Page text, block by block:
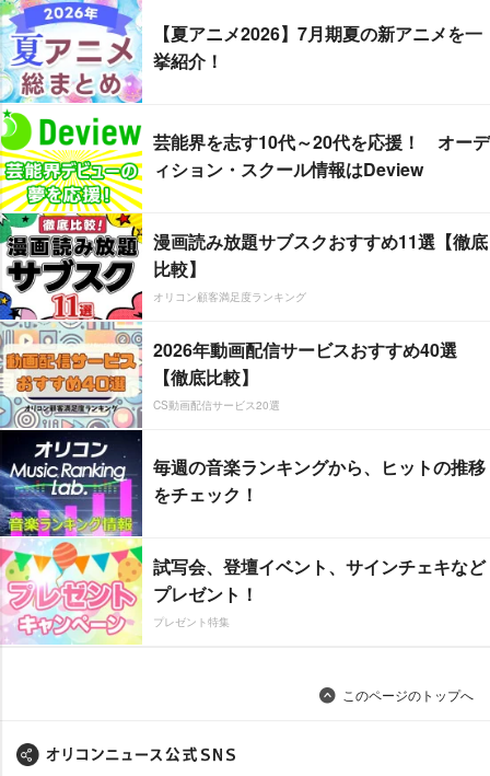
【夏アニメ2026】7月期夏の新アニメを一
挙紹介！
芸能界を志す10代～20代を応援！ オーデ
ィション・スクール情報はDeview
漫画読み放題サブスクおすすめ11選【徹底
比較】
オリコン顧客満足度ランキング
2026年動画配信サービスおすすめ40選
【徹底比較】
CS動画配信サービス20選
毎週の音楽ランキングから、ヒットの推移
をチェック！
試写会、登壇イベント、サインチェキなど
プレゼント！
プレゼント特集
このページのトップへ